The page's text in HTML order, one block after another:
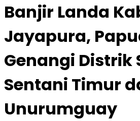
Banjir Landa
Jayapura,
Genangi Distrik
Sentani Timur
Unurumguay